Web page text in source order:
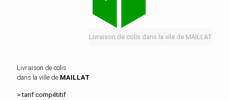
Livraison de colis dans la vile de MAILLAT
Livraison de colis
dans la ville de MAILLAT
> tarif compétitif